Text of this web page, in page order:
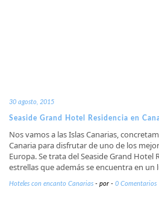
30 agosto, 2015
Seaside Grand Hotel Residencia en
Nos vamos a las Islas Canarias,
Canaria para disfrutar de uno de los
Europa. Se trata del Seaside Grand Hotel
estrellas que además se encuentra en un
Hoteles con encanto Canarias - por - 0 Comentarios